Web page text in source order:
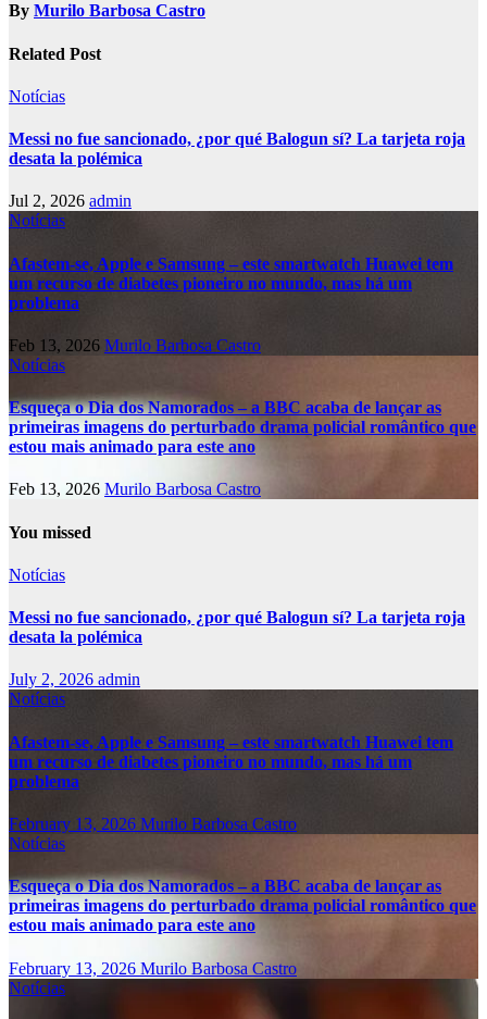
By Murilo Barbosa Castro
Related Post
Notícias
Messi no fue sancionado, ¿por qué Balogun sí? La tarjeta roja
desata la polémica
Jul 2, 2026 admin
Notícias
Afastem-se, Apple e Samsung – este smartwatch Huawei tem
um recurso de diabetes pioneiro no mundo, mas há um
problema
Feb 13, 2026 Murilo Barbosa Castro
Notícias
Esqueça o Dia dos Namorados – a BBC acaba de lançar as
primeiras imagens do perturbado drama policial romântico que
estou mais animado para este ano
Feb 13, 2026 Murilo Barbosa Castro
You missed
Notícias
Messi no fue sancionado, ¿por qué Balogun sí? La tarjeta roja
desata la polémica
July 2, 2026 admin
Notícias
Afastem-se, Apple e Samsung – este smartwatch Huawei tem
um recurso de diabetes pioneiro no mundo, mas há um
problema
February 13, 2026 Murilo Barbosa Castro
Notícias
Esqueça o Dia dos Namorados – a BBC acaba de lançar as
primeiras imagens do perturbado drama policial romântico que
estou mais animado para este ano
February 13, 2026 Murilo Barbosa Castro
Notícias